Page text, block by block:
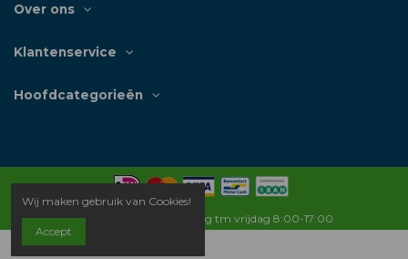
Over ons
Klantenservice
Hoofdcategorieën
Openingstijden: Maandag tm vrijdag 8:00-17:00
Wij maken gebruik van Cookies!
Accept